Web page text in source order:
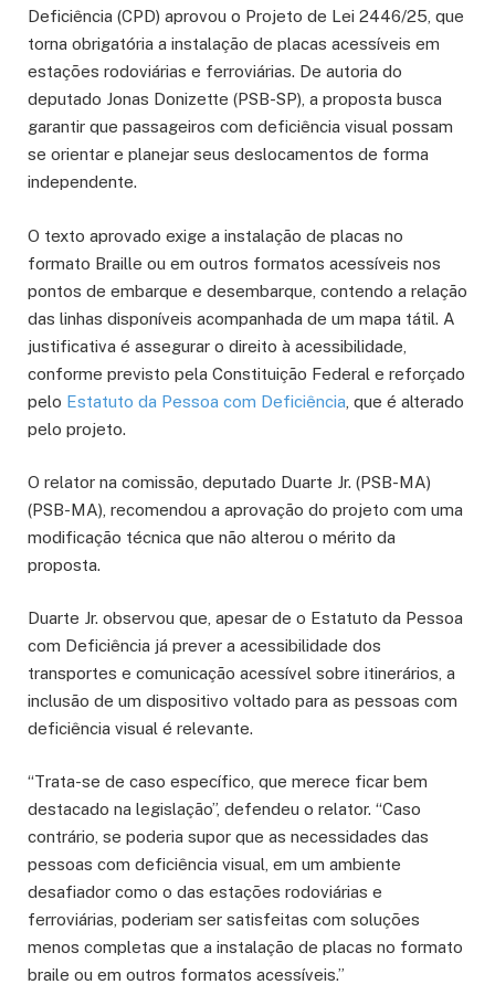
Deficiência (CPD) aprovou o Projeto de Lei 2446/25, que
torna obrigatória a instalação de placas acessíveis em
estações rodoviárias e ferroviárias. De autoria do
deputado Jonas Donizette (PSB-SP), a proposta busca
garantir que passageiros com deficiência visual possam
se orientar e planejar seus deslocamentos de forma
independente.
O texto aprovado exige a instalação de placas no
formato Braille ou em outros formatos acessíveis nos
pontos de embarque e desembarque, contendo a relação
das linhas disponíveis acompanhada de um mapa tátil. A
justificativa é assegurar o direito à acessibilidade,
conforme previsto pela Constituição Federal e reforçado
pelo Estatuto da Pessoa com Deficiência , que é alterado
pelo projeto.
O relator na comissão, deputado Duarte Jr. (PSB-MA)
(PSB-MA), recomendou a aprovação do projeto com uma
modificação técnica que não alterou o mérito da
proposta.
Duarte Jr. observou que, apesar de o Estatuto da Pessoa
com Deficiência já prever a acessibilidade dos
transportes e comunicação acessível sobre itinerários, a
inclusão de um dispositivo voltado para as pessoas com
deficiência visual é relevante.
“Trata-se de caso específico, que merece ficar bem
destacado na legislação”, defendeu o relator. “Caso
contrário, se poderia supor que as necessidades das
pessoas com deficiência visual, em um ambiente
desafiador como o das estações rodoviárias e
ferroviárias, poderiam ser satisfeitas com soluções
menos completas que a instalação de placas no formato
braile ou em outros formatos acessíveis.”